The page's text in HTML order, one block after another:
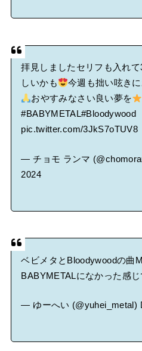
拝見しましたセリフも入れ
しいかも
今週も拙い呟き
おやすみなさい良い夢を
#BABYMETAL#Bloodywood
pic.twitter.com/3JkS7oTUV8
— チョモ ランマ
2024
ベビメタとBloodywoodの曲
BABYMETALになかった感じ
— ゆーへい (@yuhei_metal)